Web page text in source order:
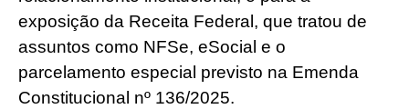
exposição da Receita Federal, que tratou de
assuntos como NFSe, eSocial e o
parcelamento especial previsto na Emenda
Constitucional nº 136/2025.